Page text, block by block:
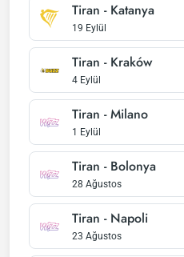
Tiran - Katanya
19 Eylül
Tiran - Kraków
4 Eylül
Tiran - Milano
1 Eylül
Tiran - Bolonya
28 Ağustos
Tiran - Napoli
23 Ağustos